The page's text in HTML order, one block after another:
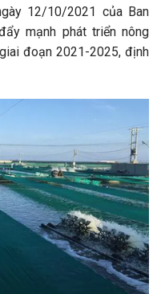
12/10/2021 của Ban
mạnh phát triển nông
đoạn 2021-2025, định